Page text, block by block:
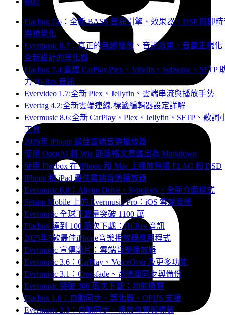
Flacbox 7.6：全新 BASS 音訊引擎、效果器、DSP 與即
樂視覺化
Evermusic 8.7：真正的無縫播放、音訊效果、音量正規化
全新設計的等化器
Flacbox 7.4:重建 CarPlay,Plex、Jellyfin、Subsonic、SFTP
力 Hi-Res 音訊
Evervideo 1.7:全新 Plex、Jellyfin、雲端串流與播放手勢
Evertag 4.2:全新雲端連線,標籤編輯器設定詳解
Evermusic 8.6:全新 CarPlay、Plex、Jellyfin、SFTP、歌詞
工具
2026年 iPhone 最佳雲端音樂播放器
使用 OpenAI 將 Wix 部落格文章匯出為 Markdown
使用 Flacbox 在 iPhone 和 Mac 上播放無損 FLAC 和 DSD
iPhone 和 iPad 最佳雲端音樂播放器
Evermusic 6.8：Aliyun Drive、Synology、全新介面樣式
Setapp Mobile 上的 Evermusic Pro：iOS 雲端音樂
Evermusic 全球下載量突破 1100 萬
Flacbox 達到 100 萬次下載：Hi-Res 音訊
2025年5款最佳iPhone音樂播放器應用程式
Evermusic 宣傳影片：雲端音樂播放器
Evermusic 3.6：CarPlay、VoiceOver 及更多功能
Evermusic 3.1：Crossfade、音樂庫同步與備份
Evermusic 突破 300 萬次下載：功能概覽
Flacbox 1.6：自動同步、等化器、OPUS 支援
Evermusic 2.3：自動同步、播放位置與標籤